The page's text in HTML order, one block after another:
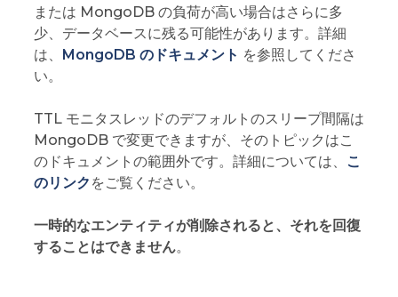
または MongoDB の負荷が高い場合はさらに多
少、データベースに残る可能性があります。詳細
は、 MongoDB のドキュメント を参照してくださ
い。
TTL モニタスレッドのデフォルトのスリープ間隔は
MongoDB で変更できますが、そのトピックはこ
のドキュメントの範囲外です。詳細については、
こ
のリンク をご覧ください。
一時的なエンティティが削除されると、それを回復
することはできません。